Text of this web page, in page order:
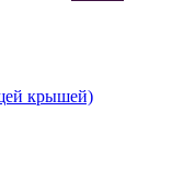
крышей)